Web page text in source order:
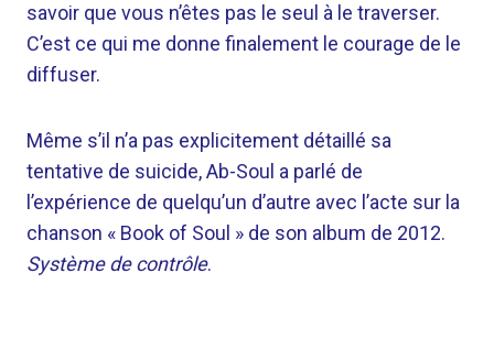
savoir que vous n’êtes pas le seul à le traverser.
C’est ce qui me donne finalement le courage de le
diffuser.
Même s’il n’a pas explicitement détaillé sa
tentative de suicide, Ab-Soul a parlé de
l’expérience de quelqu’un d’autre avec l’acte sur la
chanson « Book of Soul » de son album de 2012.
Système de contrôle.